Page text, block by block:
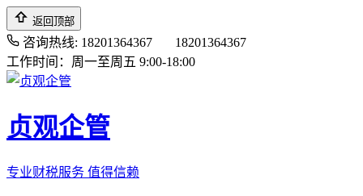
返回顶部
咨询热线: 18201364367
18201364367
工作时间：周一至周五 9:00-18:00
贞观企管
专业财税服务 值得信赖